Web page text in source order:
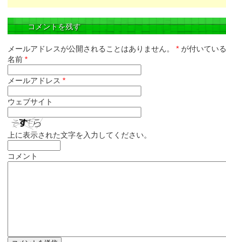
コメントを残す
メールアドレスが公開されることはありません。 * が付いてい
名前 *
メールアドレス *
ウェブサイト
上に表示された文字を入力してください。
コメント